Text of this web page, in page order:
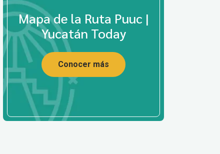
Mapa de la Ruta Puuc |
Yucatán Today
Conocer más